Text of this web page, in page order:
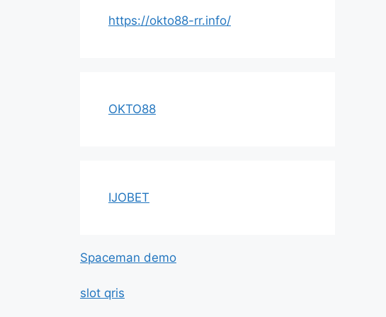
https://okto88-rr.info/
OKTO88
IJOBET
Spaceman demo
slot qris